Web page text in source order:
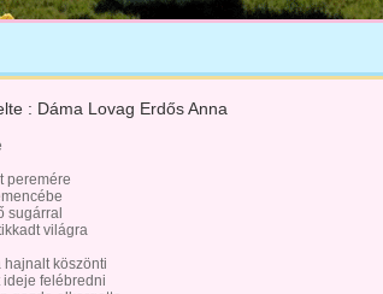
: Dáma Lovag Erdős Anna
peremére
sugárral
világra
köszönti
felébredni